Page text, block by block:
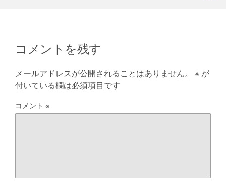
コメントを残す
メールアドレスが公開されることはありません。 ※ が
付いている欄は必須項目です
コメント ※